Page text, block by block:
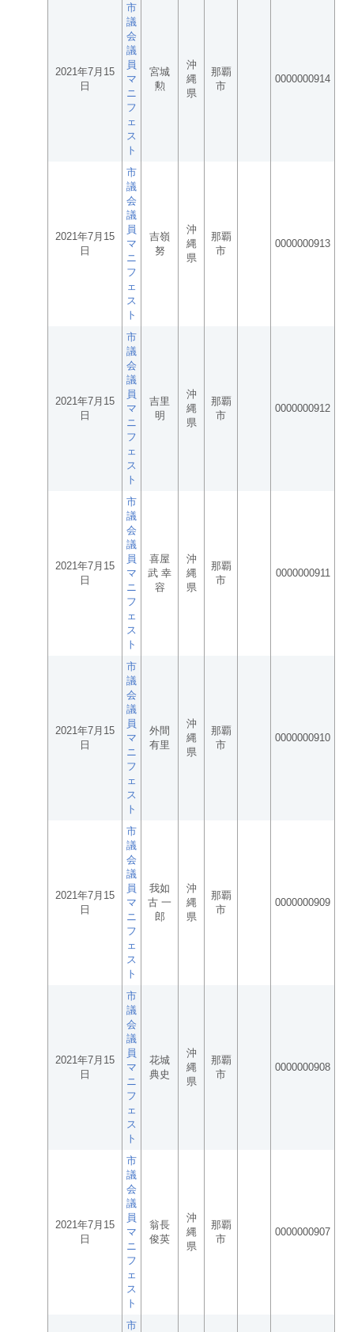
2021年7月15
日
市
議
会
議
員
マ
ニ
フ
ェ
ス
ト
宮城
勲
沖
縄
県
那覇
市
0000000914
2021年7月15
日
市
議
会
議
員
マ
ニ
フ
ェ
ス
ト
吉嶺
努
沖
縄
県
那覇
市
0000000913
2021年7月15
日
市
議
会
議
員
マ
ニ
フ
ェ
ス
ト
吉里
明
沖
縄
県
那覇
市
0000000912
2021年7月15
日
市
議
会
議
員
マ
ニ
フ
ェ
ス
ト
喜屋
武 幸
容
沖
縄
県
那覇
市
0000000911
2021年7月15
日
市
議
会
議
員
マ
ニ
フ
ェ
ス
ト
外間
有里
沖
縄
県
那覇
市
0000000910
2021年7月15
日
市
議
会
議
員
マ
ニ
フ
ェ
ス
ト
我如
古 一
郎
沖
縄
県
那覇
市
0000000909
2021年7月15
日
市
議
会
議
員
マ
ニ
フ
ェ
ス
ト
花城
典史
沖
縄
県
那覇
市
0000000908
2021年7月15
日
市
議
会
議
員
マ
ニ
フ
ェ
ス
ト
翁長
俊英
沖
縄
県
那覇
市
0000000907
市